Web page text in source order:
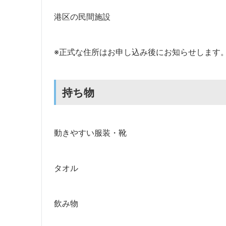
港区の民間施設
※正式な住所はお申し込み後にお知らせします
持ち物
動きやすい服装・靴
タオル
飲み物